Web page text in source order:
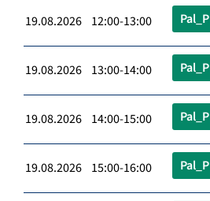
19.08.2026 12:00-13:00
19.08.2026 13:00-14:00
19.08.2026 14:00-15:00
19.08.2026 15:00-16:00